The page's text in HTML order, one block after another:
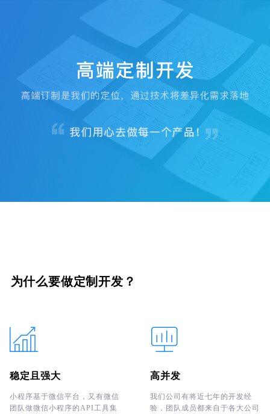
为什么要做定制开发？
稳定且强大
小程序基于微信平台，又有微信
团队做微信小程序的API工具集
高并发
我们公司有将近七年的开发经
验，团队成员都来自于各大公司